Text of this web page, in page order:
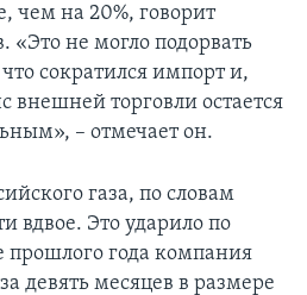
чем на 20%, говорит
«Это не могло подорвать
сократился импорт и,
внешней торговли остается
– отмечает он.
газа, по словам
вдвое. Это ударило по
прошлого года компания
девять месяцев в размере